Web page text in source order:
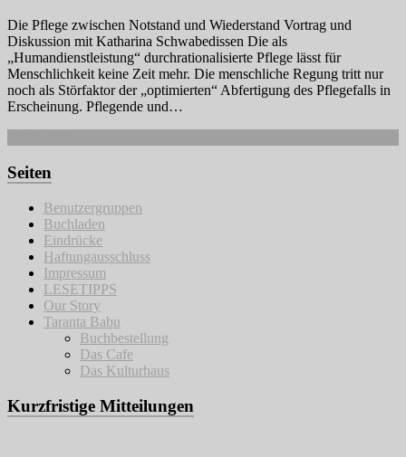
Die Pflege zwischen Notstand und Wiederstand Vortrag und
Diskussion mit Katharina Schwabedissen Die als
„Humandienstleistung“ durchrationalisierte Pflege lässt für
Menschlichkeit keine Zeit mehr. Die menschliche Regung tritt nur
noch als Störfaktor der „optimierten“ Abfertigung des Pflegefalls in
Erscheinung. Pflegende und…
Seiten
Benutzergruppen
Buchladen
Eindrücke
Haftungausschluss
Impressum
LESETIPPS
Our Story
Taranta Babu
Buchbestellung
Das Cafe
Das Kulturhaus
Kurzfristige Mitteilungen